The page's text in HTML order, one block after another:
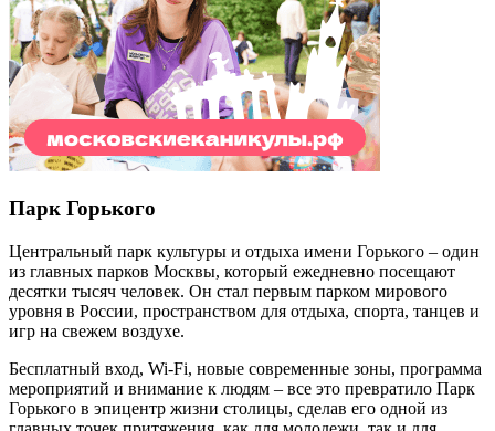
Парк Горького
Центральный парк культуры и отдыха имени Горького – один
из главных парков Москвы, который ежедневно посещают
десятки тысяч человек. Он стал первым парком мирового
уровня в России, пространством для отдыха, спорта, танцев и
игр на свежем воздухе.
Бесплатный вход, Wi-Fi, новые современные зоны, программа
мероприятий и внимание к людям – все это превратило Парк
Горького в эпицентр жизни столицы, сделав его одной из